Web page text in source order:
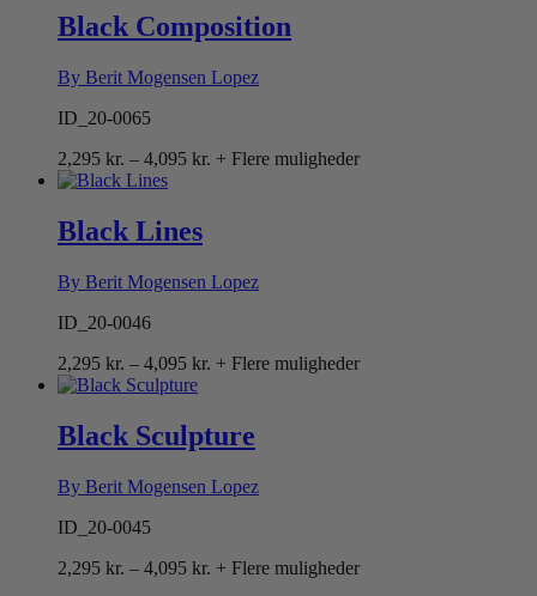
4,095 kr.
Black Composition
By Berit Mogensen Lopez
ID_20-0065
2,295 kr. – 4,095 kr. Prisinterval:
+ Flere muligheder
Black Lines
By Berit Mogensen Lopez
ID_20-0046
2,295 kr. – 4,095 kr. Prisinterval:
+ Flere muligheder
Black Sculpture
By Berit Mogensen Lopez
ID_20-0045
2,295 kr. – 4,095 kr. Prisinterval:
+ Flere muligheder